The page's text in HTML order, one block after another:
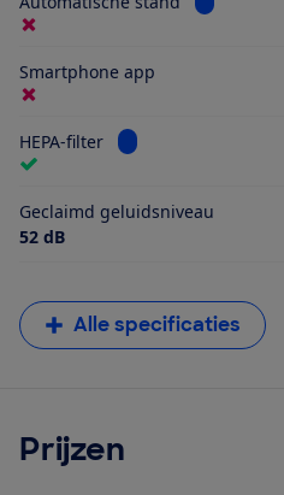
Smartphone app
HEPA-filter Bekijk informatie
Geclaimd geluidsniveau
52 dB
Alle specificaties
Prijzen